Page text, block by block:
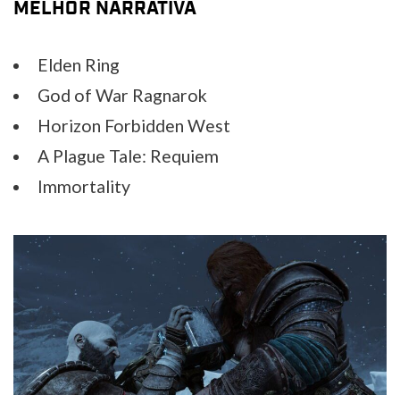
MELHOR NARRATIVA
Elden Ring
God of War Ragnarok
Horizon Forbidden West
A Plague Tale: Requiem
Immortality